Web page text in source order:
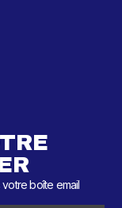
boîte email